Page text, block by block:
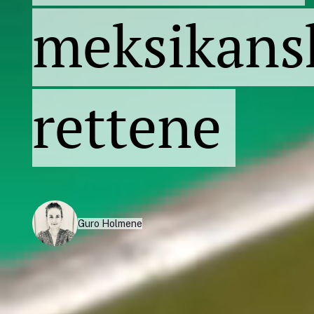
rettene
Guro Holmene